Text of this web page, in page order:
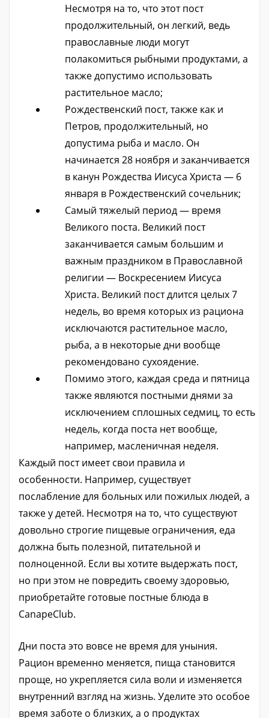
Несмотря на то, что этот пост
продолжительный, он легкий, ведь
православные люди могут
полакомиться рыбными продуктами, а
также допустимо использовать
растительное масло;
Рождественский пост, также как и
Петров, продолжительный, но
допустима рыба и масло. Он
начинается 28 ноября и заканчивается
в канун Рождества Иисуса Христа — 6
января в Рождественский сочельник;
Самый тяжелый период — время
Великого поста. Великий пост
заканчивается самым большим и
важным праздником в Православной
религии — Воскресением Иисуса
Христа. Великий пост длится целых 7
недель, во время которых из рациона
исключаются растительное масло,
рыба, а в некоторые дни вообще
рекомендовано сухоядение.
Помимо этого, каждая среда и пятница
также являются постными днями за
исключением сплошных седмиц, то есть
недель, когда поста нет вообще,
например, масленичная неделя.
Каждый пост имеет свои правила и
особенности. Например, существует
послабление для больных или пожилых людей, а
также у детей. Несмотря на то, что существуют
довольно строгие пищевые ограничения, еда
должна быть полезной, питательной и
полноценной. Если вы хотите выдержать пост,
но при этом не повредить своему здоровью,
приобретайте готовые постные блюда в
CanapeClub.
Дни поста это вовсе не время для уныния.
Рацион временно меняется, пища становится
проще, но укрепляется сила воли и изменяется
внутренний взгляд на жизнь. Уделите это особое
время заботе о близких, а о продуктах